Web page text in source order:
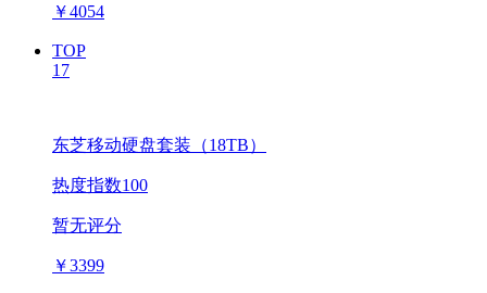
￥4054
TOP
17
东芝移动硬盘套装（18TB）
热度指数100
暂无评分
￥3399